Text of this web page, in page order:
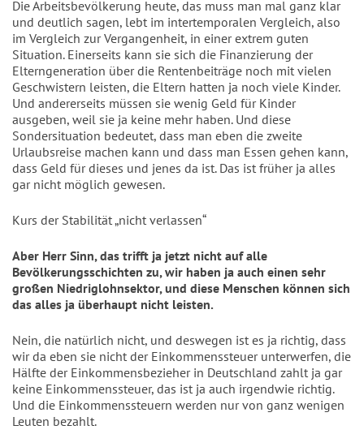
Die Arbeitsbevölkerung heute, das muss man mal ganz klar
und deutlich sagen, lebt im intertemporalen Vergleich, also
im Vergleich zur Vergangenheit, in einer extrem guten
Situation. Einerseits kann sie sich die Finanzierung der
Elterngeneration über die Rentenbeiträge noch mit vielen
Geschwistern leisten, die Eltern hatten ja noch viele Kinder.
Und andererseits müssen sie wenig Geld für Kinder
ausgeben, weil sie ja keine mehr haben. Und diese
Sondersituation bedeutet, dass man eben die zweite
Urlaubsreise machen kann und dass man Essen gehen kann,
dass Geld für dieses und jenes da ist. Das ist früher ja alles
gar nicht möglich gewesen.
Kurs der Stabilität „nicht verlassen“
Aber Herr Sinn, das trifft ja jetzt nicht auf alle
Bevölkerungsschichten zu, wir haben ja auch einen sehr
großen Niedriglohnsektor, und diese Menschen können sich
das alles ja überhaupt nicht leisten.
Nein, die natürlich nicht, und deswegen ist es ja richtig, dass
wir da eben sie nicht der Einkommenssteuer unterwerfen, die
Hälfte der Einkommensbezieher in Deutschland zahlt ja gar
keine Einkommenssteuer, das ist ja auch irgendwie richtig.
Und die Einkommenssteuern werden nur von ganz wenigen
Leuten bezahlt.